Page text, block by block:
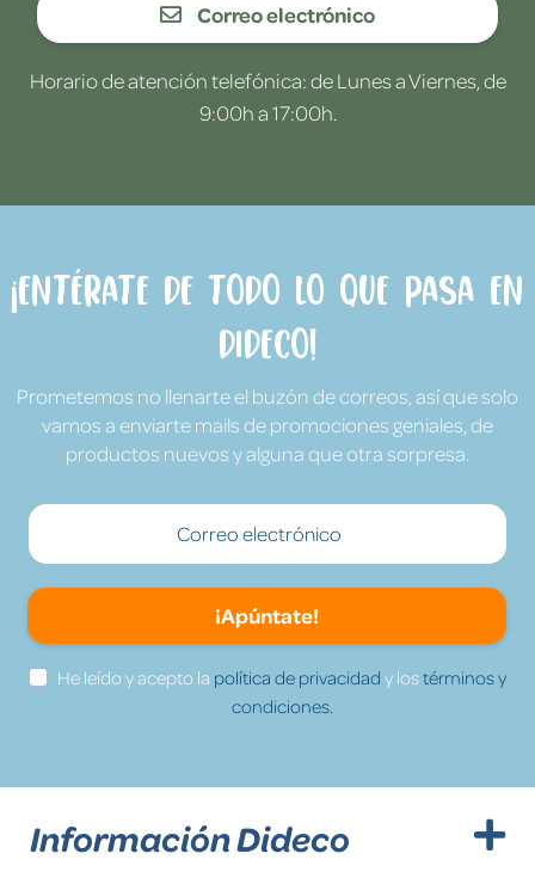
Correo electrónico
Horario de atención telefónica: de Lunes a Viernes, de
9:00h a 17:00h.
¡Entérate de todo lo que pasa en
Dideco!
Prometemos no llenarte el buzón de correos, así que solo
vamos a enviarte mails de promociones geniales, de
productos nuevos y alguna que otra sorpresa.
¡Apúntate!
He leído y acepto la política de privacidad y lostérminos y
condiciones.
Información Dideco